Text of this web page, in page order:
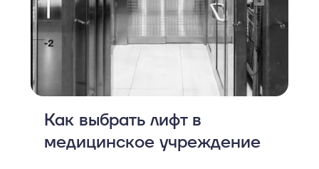
Как выбрать лифт в
медицинское учреждение